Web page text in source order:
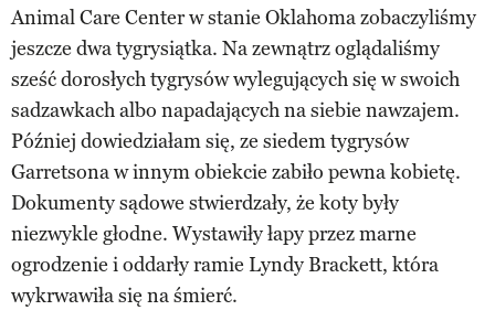
Animal Care Center w stanie Oklahoma zobaczyliśmy
jeszcze dwa tygrysiątka. Na zewnątrz oglądaliśmy
sześć dorosłych tygrysów wylegujących się w swoich
sadzawkach albo napadających na siebie nawzajem.
Później dowiedziałam się, ze siedem tygrysów
Garretsona w innym obiekcie zabiło pewna kobietę.
Dokumenty sądowe stwierdzały, że koty były
niezwykle głodne. Wystawiły łapy przez marne
ogrodzenie i oddarły ramie Lyndy Brackett, która
wykrwawiła się na śmierć.